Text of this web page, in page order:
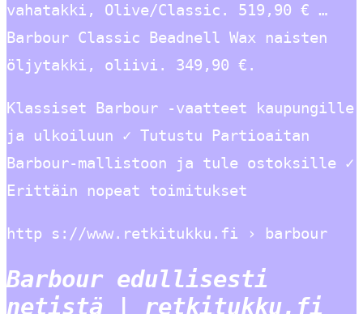
vahatakki, Olive/Classic. 519,90 € …
Barbour Classic Beadnell Wax naisten
öljytakki, oliivi. 349,90 €.
Klassiset Barbour -vaatteet kaupungille
ja ulkoiluun ✓ Tutustu Partioaitan
Barbour-mallistoon ja tule ostoksille ✓
Erittäin nopeat toimitukset
http s://www.retkitukku.fi › barbour
Barbour edullisesti
netistä | retkitukku.fi